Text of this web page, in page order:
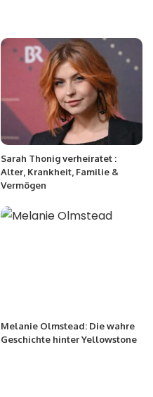
Sarah Thonig verheiratet :
Alter, Krankheit, Familie &
Vermögen
Melanie Olmstead: Die wahre
Geschichte hinter Yellowstone